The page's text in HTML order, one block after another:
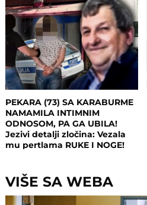
PEKARA (73) SA KARABURME
NAMAMILA INTIMNIM
ODNOSOM, PA GA UBILA!
Jezivi detalji zločina: Vezala
mu pertlama RUKE I NOGE!
VIŠE SA WEBA